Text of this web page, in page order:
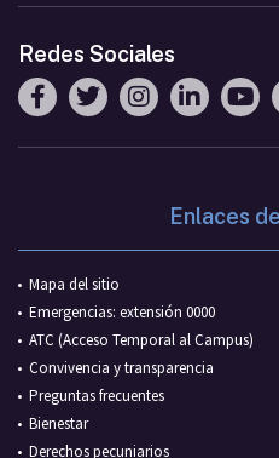
Redes Sociales
Enlaces
Mapa del sitio
Emergencias: extensión 0000
ATC (Acceso Temporal al Campus)
Convivencia y transparencia
Preguntas frecuentes
Bienestar
Derechos pecuniarios